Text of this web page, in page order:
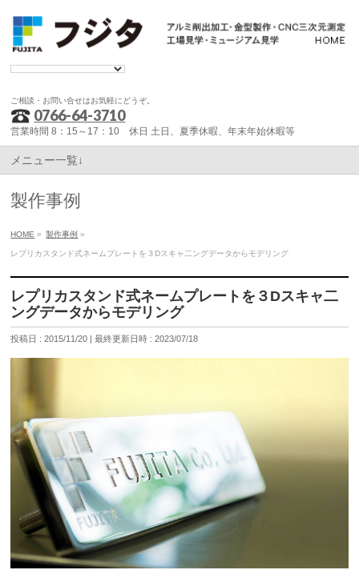
ご相談・お問い合せはお気軽にどうぞ。
0766-64-3710
営業時間 8：15～17：10 休日 土日、夏季休暇、年末年始休暇等
メニュー一覧↓
製作事例
HOME » 製作事例 »
レプリカスタンド式ネームプレートを３Dスキャ二ングデータからモデリング
レプリカスタンド式ネームプレートを３Dスキャ二
ングデータからモデリング
投稿日 : 2015/11/20 最終更新日時 : 2023/07/18